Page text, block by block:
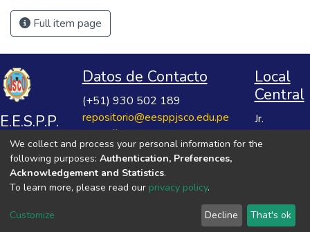
Full item page
E.E.S.P.P.
José
Salvador
Cavero
Ovalle
Datos de Contacto
(+51) 930 502 189
repositorio@eesppjsco.edu.pe
https://repositorio.eesppjsco.edu.pe
Local
Central
Jr.
No 624
VER MIS ESTADÍSTICAS
We collect and process your personal information for the
following purposes: Authentication, Preferences,
Acknowledgement and Statistics.
To learn more, please read our privacy policy.
Customize Decline That's ok